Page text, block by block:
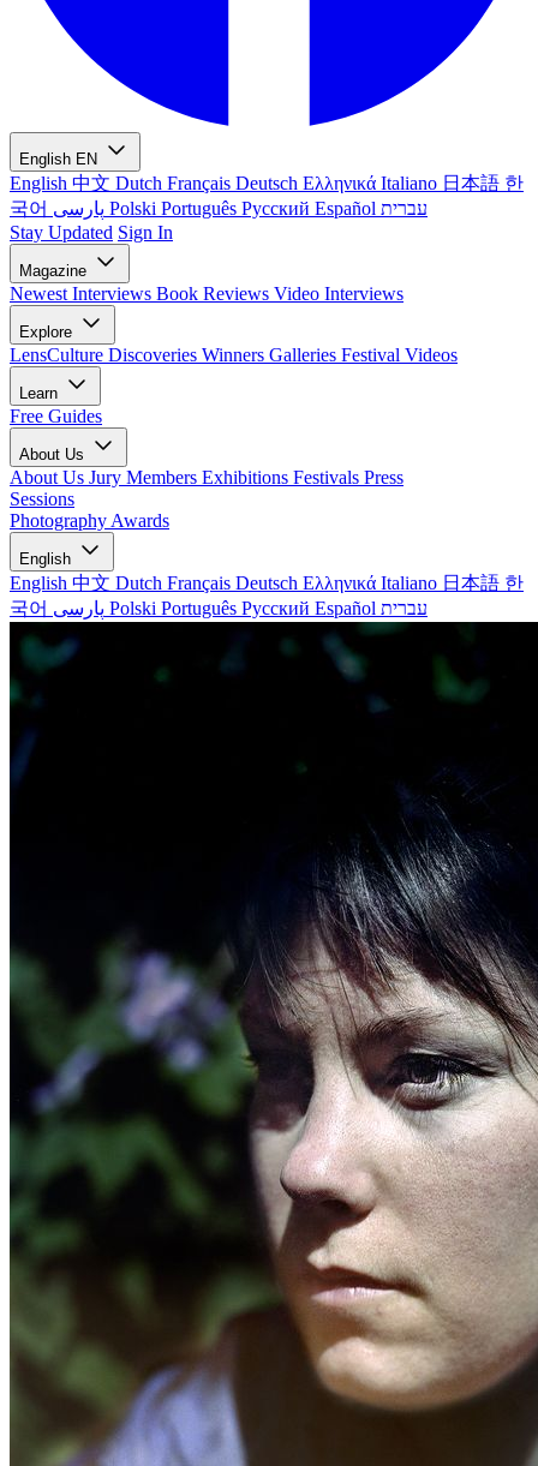
English EN
English 中文 Dutch Français Deutsch Ελληνικά Italiano 日本語 한
국어
Polski Português Русский Español עברית
Stay Updated Sign In
Magazine
Newest Interviews Book Reviews Video Interviews
Explore
LensCulture Discoveries Winners Galleries Festival Videos
Learn
Free Guides
About Us
About Us Jury Members Exhibitions Festivals Press
Sessions
Photography Awards
English
English 中文 Dutch Français Deutsch Ελληνικά Italiano 日本語 한
국어
Polski Português Русский Español עברית